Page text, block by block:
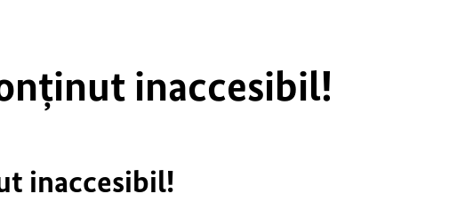
inaccesibil!
inaccesibil!